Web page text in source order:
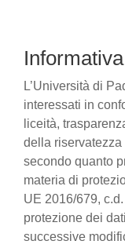
L’Università di
interessati in
liceità,
della
secondo quanto
materia di
UE 2016/679,
protezione dei
successive